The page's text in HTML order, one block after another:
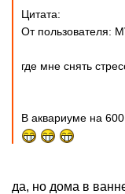
Цитата:
От пользователя:
где мне снять
В аквариуме на
да, но дома в